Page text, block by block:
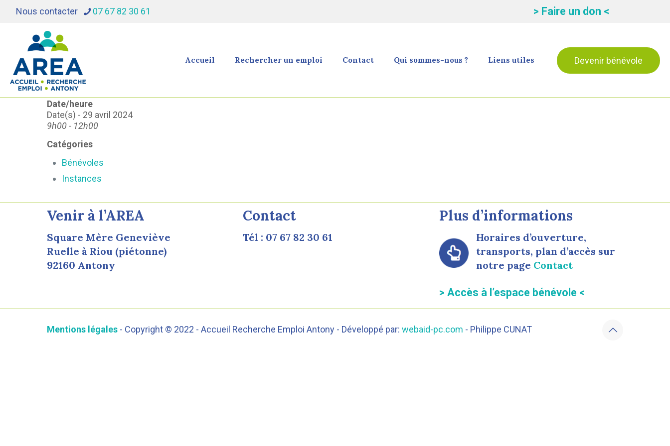
Nous contacter 07 67 82 30 61 > Faire un don <
Accueil Rechercher un emploi Contact Qui sommes-nous ? Liens utiles Devenir bénévole
Date/heure
Date(s) - 29 avril 2024
9h00 - 12h00
Catégories
Bénévoles
Instances
Venir à l’AREA
Square Mère Geneviève
Ruelle à Riou (piétonne)
92160 Antony
Contact
Tél : 07 67 82 30 61
Plus d’informations
Horaires d’ouverture,
transports, plan d’accès sur
notre page Contact
> Accès à l’espace bénévole <
Mentions légales - Copyright © 2022 - Accueil Recherche Emploi Antony - Développé par: webaid-pc.com - Philippe CUNAT